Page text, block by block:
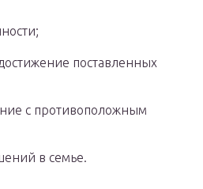
поставленных
с противоположным
в семье.